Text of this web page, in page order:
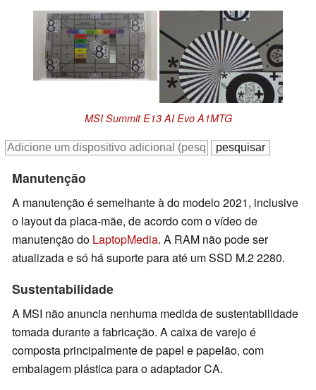
MSI Summit E13 AI Evo A1MTG
Manutenção
A manutenção é semelhante à do modelo 2021, inclusive
o layout da placa-mãe, de acordo com o vídeo de
manutenção do LaptopMedia. A RAM não pode ser
atualizada e só há suporte para até um SSD M.2 2280.
Sustentabilidade
A MSI não anuncia nenhuma medida de sustentabilidade
tomada durante a fabricação. A caixa de varejo é
composta principalmente de papel e papelão, com
embalagem plástica para o adaptador CA.